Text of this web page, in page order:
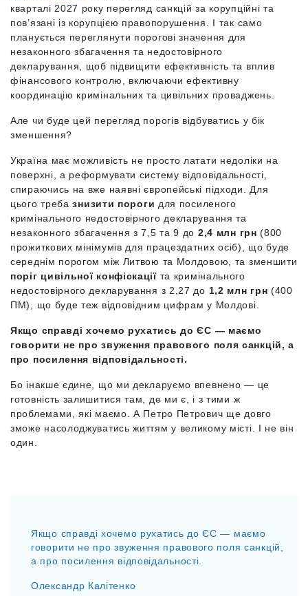
кварталі 2027 року перегляд санкцій за корупційні та
пов’язані із корупцією правопорушення. І так само
планується переглянути порогові значення для
незаконного збагачення та недостовірного
декларування, щоб підвищити ефективність та вплив
фінансового контролю, включаючи ефективну
координацію кримінальних та цивільних проваджень.
Але чи буде цей перегляд порогів відбуватись у бік
зменшення?
Україна має можливість не просто латати недоліки на
поверхні, а реформувати систему відповідальності,
спираючись на вже наявні європейські підходи. Для
цього требазнизити пороги для посиленого
кримінального недостовірного декларування та
незаконного збагачення з 7,5 та 9 до 2,4 млн грн(800
прожиткових мінімумів для працездатних осіб), що буде
середнім порогом між Литвою та Молдовою, та зменшити
поріг цивільної конфіскації та кримінального
недостовірного декларування з 2,27 до 1,2 млн грн(400
ПМ), що буде теж відповідним цифрам у Молдові.
Якщо справді хочемо рухатись до ЄС — маємо
говорити не про звуження правового поля санкцій, а
про посилення відповідальності.
Бо інакше єдине, що ми декларуємо впевнено — це
готовність залишитися там, де ми є, і з тими ж
проблемами, які маємо. А Петро Петрович ще довго
зможе насолоджуватись життям у великому місті. І не він
один.
Якщо справді хочемо рухатись до ЄС — маємо
говорити не про звуження правового поля санкцій,
а про посилення відповідальності.
Олександр Калітенко